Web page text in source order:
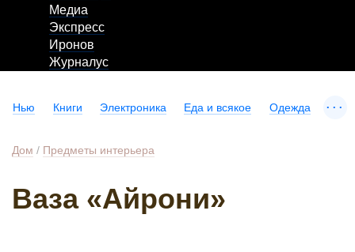
Медиа
Экспресс
Иронов
Журналус
Нью Книги Электроника Еда и всякое Одежда ...
Дом / Предметы интерьера
Ваза «Айрони»